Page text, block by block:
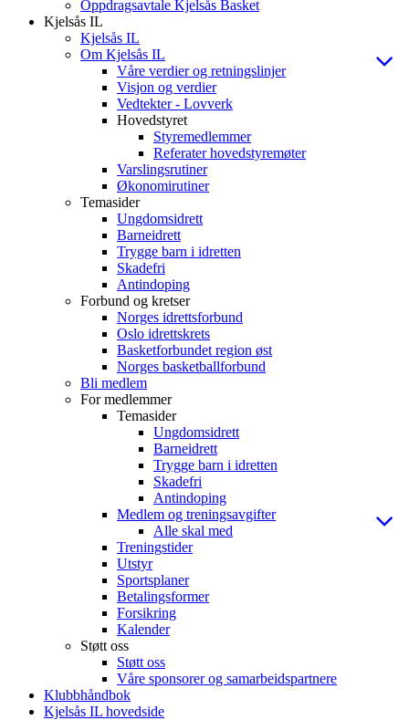
Oppdragsavtale Kjelsås Basket
Kjelsås IL
Kjelsås IL
Om Kjelsås IL
Våre verdier og retningslinjer
Visjon og verdier
Vedtekter - Lovverk
Hovedstyret
Styremedlemmer
Referater hovedstyremøter
Varslingsrutiner
Økonomirutiner
Temasider
Ungdomsidrett
Barneidrett
Trygge barn i idretten
Skadefri
Antindoping
Forbund og kretser
Norges idrettsforbund
Oslo idrettskrets
Basketforbundet region øst
Norges basketballforbund
Bli medlem
For medlemmer
Temasider
Ungdomsidrett
Barneidrett
Trygge barn i idretten
Skadefri
Antindoping
Medlem og treningsavgifter
Alle skal med
Treningstider
Utstyr
Sportsplaner
Betalingsformer
Forsikring
Kalender
Støtt oss
Støtt oss
Våre sponsorer og samarbeidspartnere
Klubbhåndbok
Kjelsås IL hovedside